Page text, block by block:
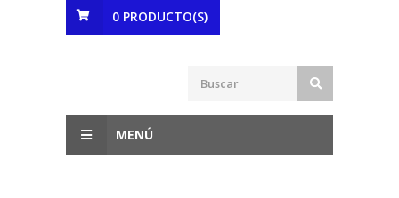
0 PRODUCTO(S)
MENÚ